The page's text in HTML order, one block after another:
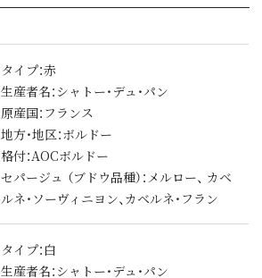
タイプ：赤
生産者名：シャトー・デュ・パン
原産国：フランス
地方・地区：ボルドー
格付：AOCボルドー
セパージュ （ブドウ品種）：メルロー、 カベ
ルネ・ソーヴィニヨン、カベルネ・フラン
タイプ：白
生産者名：シャトー・デュ・パン